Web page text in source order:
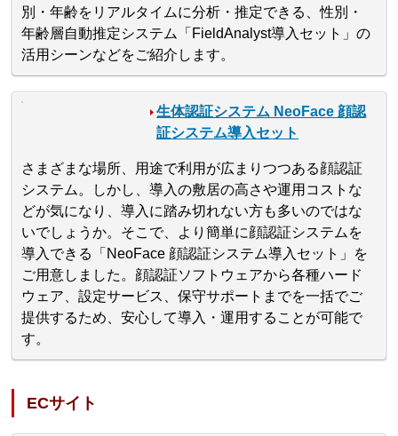
別・年齢をリアルタイムに分析・推定できる、性別・
年齢層自動推定システム「FieldAnalyst導入セット」の
活用シーンなどをご紹介します。
生体認証システム NeoFace 顔認
証システム導入セット
さまざまな場所、用途で利用が広まりつつある顔認証
システム。しかし、導入の敷居の高さや運用コストな
どが気になり、導入に踏み切れない方も多いのではな
いでしょうか。そこで、より簡単に顔認証システムを
導入できる「NeoFace 顔認証システム導入セット」を
ご用意しました。顔認証ソフトウェアから各種ハード
ウェア、設定サービス、保守サポートまでを一括でご
提供するため、安心して導入・運用することが可能で
す。
ECサイト